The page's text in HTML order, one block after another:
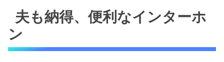
夫も納得、便利なインターホ
ン